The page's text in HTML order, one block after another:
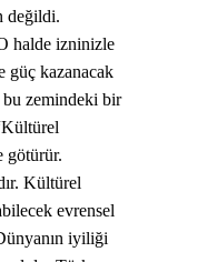
değildi.
halde izninizle
güç kazanacak
zemindeki bir
götürür.
Kültürel
evrensel
iyiliği